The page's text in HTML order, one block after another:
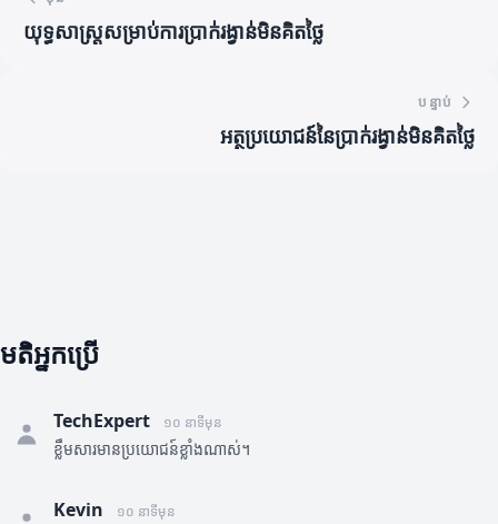
យុទ្ធសាស្ត្រសម្រាប់ការប្រាក់រង្វាន់មិនគិតថ្លៃ
បន្ទាប់
អត្ថប្រយោជន៍នៃប្រាក់រង្វាន់មិនគិតថ្លៃ
មតិអ្នកប្រើ
TechExpert ១០ នាទីមុន
ខ្លឹមសារមានប្រយោជន៍ខ្លាំងណាស់។
Kevin ១០ នាទីមុន